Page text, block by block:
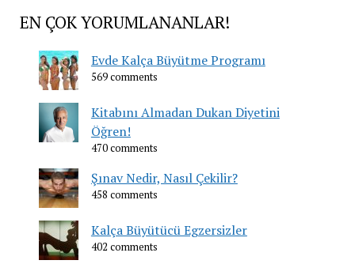
EN ÇOK YORUMLANANLAR!
Evde Kalça Büyütme Programı
569 comments
Kitabını Almadan Dukan Diyetini
Öğren!
470 comments
Şınav Nedir, Nasıl Çekilir?
458 comments
Kalça Büyütücü Egzersizler
402 comments